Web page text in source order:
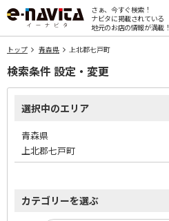
さぁ、今すぐ検索！
ナビタに掲載されている
地元のお店の情報が満載！
トップ 青森県 上北郡七戸町
検索条件 設定・変更
選択中のエリア
青森県
上北郡七戸町
カテゴリーを選ぶ